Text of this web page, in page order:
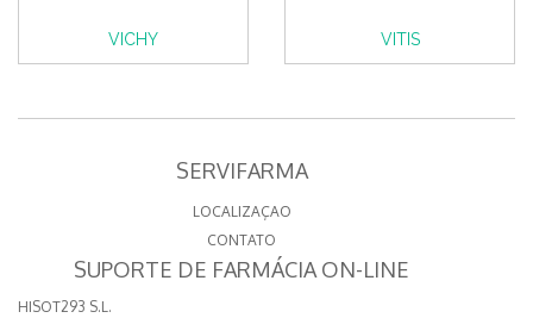
VICHY VITIS
SERVIFARMA
LOCALIZAÇAO
CONTATO
SUPORTE DE FARMÁCIA ON-LINE
HISOT293 S.L.